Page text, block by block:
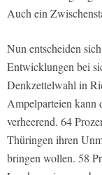
Auch ein
Nun entscheiden
Entwicklungen bei
Denkzettelwahl in
Ampelparteien kann
verheerend. 64
Thüringen ihren
bringen wollen. 58